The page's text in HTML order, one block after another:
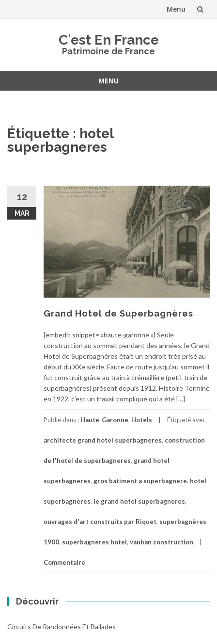
Menu
C'est En France
Patrimoine de France
MENU
Étiquette : hotel
superbagneres
12
MAR
Grand Hotel de Superbagnères
[embedit snippet= »haute-garonne »] Seule
construction au sommet pendant des années, le Grand
Hotel de Superbagnères était un endroit très prisé au
début du XXe siècle. Faute de route jusqu’au sommet il
fut construit grâce au train à crémaillère (petit train de
superbagnères) présent depuis 1912. Histoire Terminé
en 1922, c’est un travail compliqué qui a été […]
Publié dans : Haute-Garonne, Hotels Étiqueté avec
architecte grand hotel superbagneres, construction
de l'hotel de superbagneres, grand hotel
superbagneres, gros batiment a superbagnere, hotel
superbagneres, le grand hotel superbagneres,
ouvrages d'art construits par Riquet, superbagnères
1900, superbagneres hotel, vauban construction
Commentaire
Découvrir
Circuits De Randonnées Et Ballades